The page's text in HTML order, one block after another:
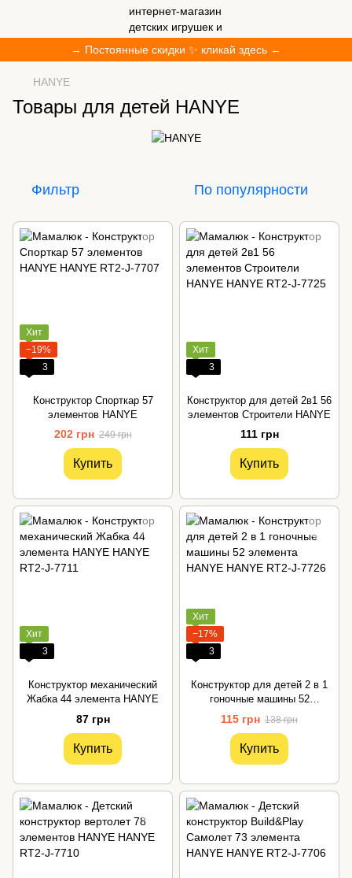
→ Постоянные скидки ✨ кликай здесь ←
HANYE
Товары для детей HANYE
Фильтр По популярности
Хит
−19%
3
Конструктор Спорткар 57
элементов HANYE
202 грн 249 грн
Купить
Хит
3
Конструктор для детей 2в1 56
элементов Строители HANYE
111 грн
Купить
Хит
3
Конструктор механический
Жабка 44 элемента HANYE
87 грн
Купить
Хит
−17%
3
Конструктор для детей 2 в 1
гоночные машины 52
элемента HANYE
115 грн 138 грн
Купить